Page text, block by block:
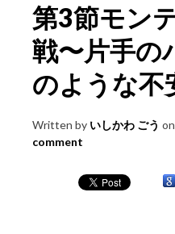
第3節モン
戦〜片手の
のような不
Written by いしかわ ごう on
comment